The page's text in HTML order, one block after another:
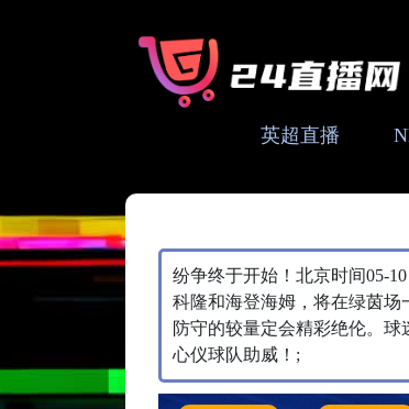
英超直播
纷争终于开始！北京时间05-
科隆和海登海姆，将在绿茵场
防守的较量定会精彩绝伦。
心仪球队助威！;